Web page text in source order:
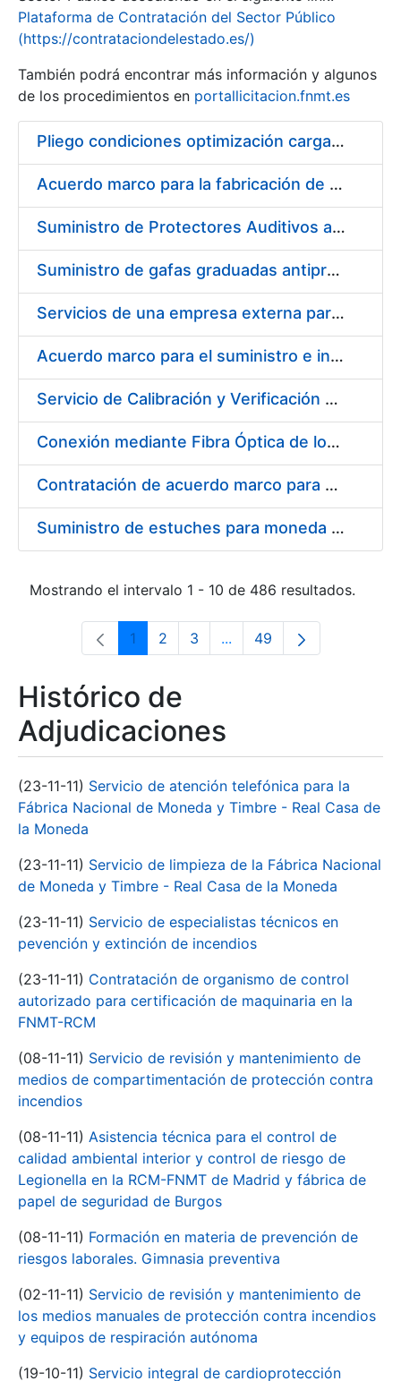
Plataforma de Contratación del Sector Público
(https://contrataciondelestado.es/)
También podrá encontrar más información y algunos
de los procedimientos en portallicitacion.fnmt.es
Pliego condiciones optimización cargas compras firmado
Acuerdo marco para la fabricación de piezas
Suministro de Protectores Auditivos a medida para las personas trabajadoras de los Centros de Trabajo de Madrid y Burgos
Suministro de gafas graduadas antiproyecciones para los trabajadores de la FNMT-RCM en los centros de trabajo de Madrid y Burgos
Servicios de una empresa externa para el asesoramiento y resolución de los recursos de alzada que se presentan relacionados con procesos de selección para la FNMT-RCM
Acuerdo marco para el suministro e instalación de persianas, estores y otros complementos
Servicio de Calibración y Verificación Externa de los Equipos de Medición del Servicio de Prevención de la FNMT-RCM
Conexión mediante Fibra Óptica de los Centros de Proceso de Datos (CPDs) de las sedes de la FNMT-RCM de Burgos y Madrid
Contratación de acuerdo marco para el Suministro de Material de Electricidad para la Fábrica Nacional de Moneda y Timbre-Real Casa de la Moneda en su centro de trabajo de Burgos
Suministro de estuches para moneda de 30 €
Mostrando el intervalo 1 - 10 de 486 resultados.
Página
1 Página
2 Página
3 ...Páginas intermedias Use
Página
49
Histórico de
Adjudicaciones
(23-11-11) Servicio de atención telefónica para la
Fábrica Nacional de Moneda y Timbre - Real Casa de
la Moneda
(23-11-11) Servicio de limpieza de la Fábrica Nacional
de Moneda y Timbre - Real Casa de la Moneda
(23-11-11) Servicio de especialistas técnicos en
pevención y extinción de incendios
(23-11-11) Contratación de organismo de control
autorizado para certificación de maquinaria en la
FNMT-RCM
(08-11-11) Servicio de revisión y mantenimiento de
medios de compartimentación de protección contra
incendios
(08-11-11) Asistencia técnica para el control de
calidad ambiental interior y control de riesgo de
Legionella en la RCM-FNMT de Madrid y fábrica de
papel de seguridad de Burgos
(08-11-11) Formación en materia de prevención de
riesgos laborales. Gimnasia preventiva
(02-11-11) Servicio de revisión y mantenimiento de
los medios manuales de protección contra incendios
y equipos de respiración autónoma
(19-10-11) Servicio integral de cardioprotección